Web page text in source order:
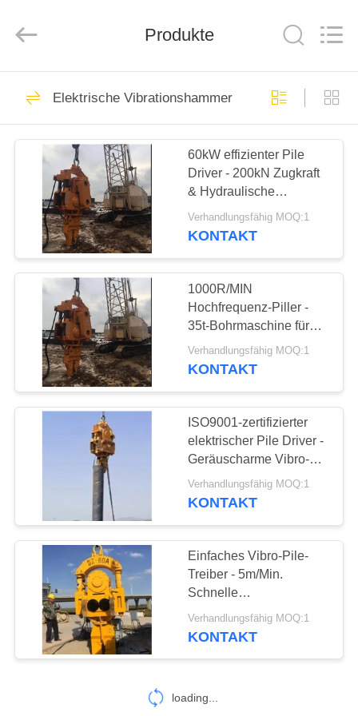
HAUS
PRODUKTE
SHOW
ÜBER
UNS
FABRIK-
AUSFLUG
QUALITÄTSKONTROLLE
TRETEN
UNS
VERBINDUNG
NACHRICHTEN
Ltd..
Hydraulische
Ramme
113
Bagger montiert
Ramme
86
Elektrische
Vibrationshammer
Seitengriff-Stapel-
Fahrer
Produkte
Elektrische Vibrationshammer
60kW effizienter Pile
Driver - 200kN Zugkraft
& Hydraulische
Schutzgitter-Piling-
Maschine
Verhandlungsfähig MOQ:1
KONTAKT
1000R/MIN
Hochfrequenz-Piller -
35t-Bohrmaschine für
Blechpfeiler
Verhandlungsfähig MOQ:1
KONTAKT
ISO9001-zertifizierter
elektrischer Pile Driver -
Geräuscharme Vibro-
Hammer für
Fundamentarbeiten
Verhandlungsfähig MOQ:1
KONTAKT
Einfaches Vibro-Pile-
Treiber - 5m/Min.
Schnelle
Stapelgeschwindigkeit
für 25T Bagger
Verhandlungsfähig MOQ:1
KONTAKT
loading...